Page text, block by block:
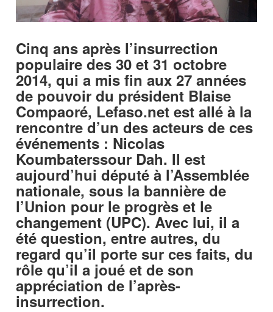
Cinq ans après l’insurrection
populaire des 30 et 31 octobre
2014, qui a mis fin aux 27 années
de pouvoir du président Blaise
Compaoré, Lefaso.net est allé à la
rencontre d’un des acteurs de ces
événements : Nicolas
Koumbaterssour Dah. Il est
aujourd’hui député à l’Assemblée
nationale, sous la bannière de
l’Union pour le progrès et le
changement (UPC). Avec lui, il a
été question, entre autres, du
regard qu’il porte sur ces faits, du
rôle qu’il a joué et de son
appréciation de l’après-
insurrection.